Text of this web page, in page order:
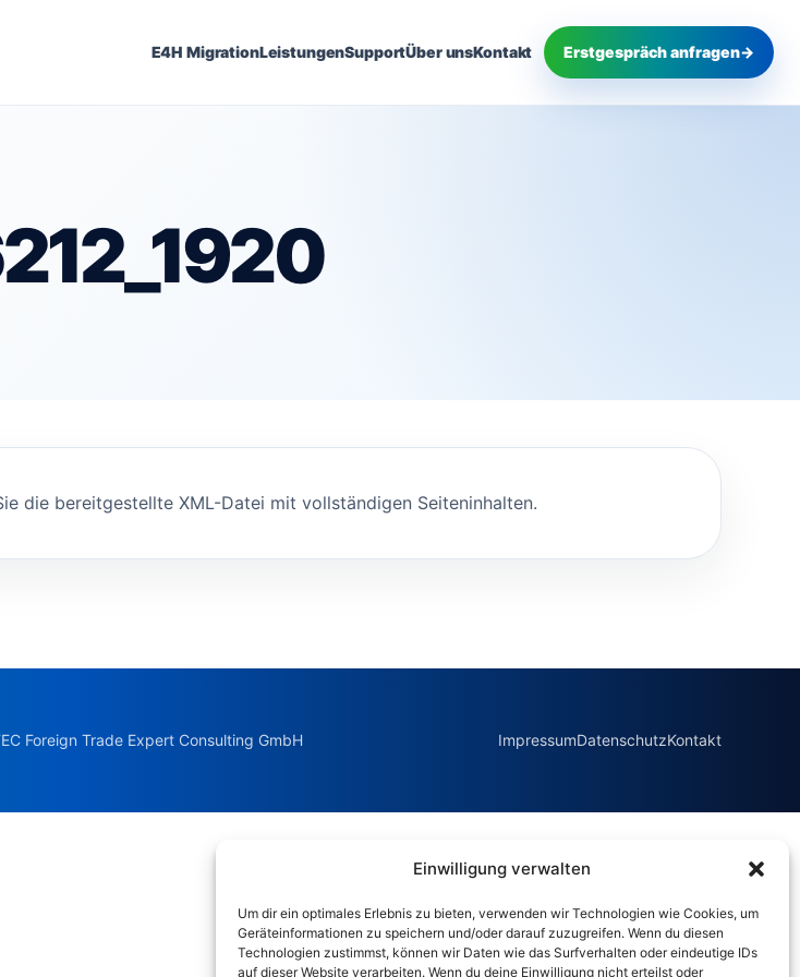
Einwilligung verwalten
Um dir ein optimales Erlebnis zu bieten, verwenden wir Technologien wie Cookies, um
Geräteinformationen zu speichern und/oder darauf zuzugreifen. Wenn du diesen
Technologien zustimmst, können wir Daten wie das Surfverhalten oder eindeutige IDs
auf dieser Website verarbeiten. Wenn du deine Einwilligung nicht erteilst oder
E4H MigrationLeistungenSupportÜber unsKontakt Erstgespräch anfragen→
die bereitgestellte XML-Datei mit vollständigen Seiteninhalten.
Foreign Trade Expert Consulting GmbH ImpressumDatenschutzKontakt